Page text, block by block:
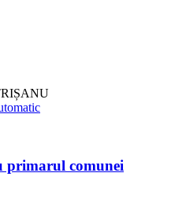
primarul comunei